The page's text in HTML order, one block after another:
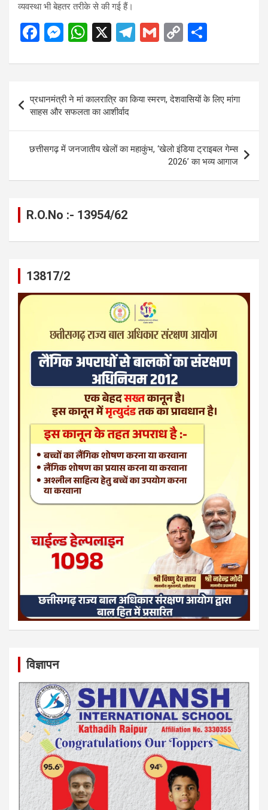
व्यवस्था भी बेहतर तरीके से की गई हैं।
F
ce
o
o
k
M
se
n
g
er
W
at
A
p
p
X
T
e
a
m
G
ail
C
py
Li
n
k
ar
e
navigation
प्रधानमंत्री ने मां कालरात्रि का किया स्मरण, देशवासियों के लिए मांगा
साहस और सफलता का आशीर्वाद
छत्तीसगढ़ में जनजातीय खेलों का महाकुंभ, ‘खेलो इंडिया ट्राइबल गेम्स
2026’ का भव्य आगाज
R.O.No :- 13954/62
13817/2
विज्ञापन